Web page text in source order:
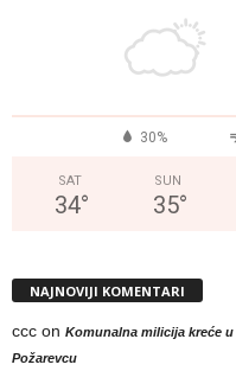
30%
SAT
34°
SUN
35°
NAJNOVIJI KOMENTARI
ccc on Komunalna milicija kreće
Požarevcu